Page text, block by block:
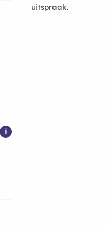
i
uitspraak.